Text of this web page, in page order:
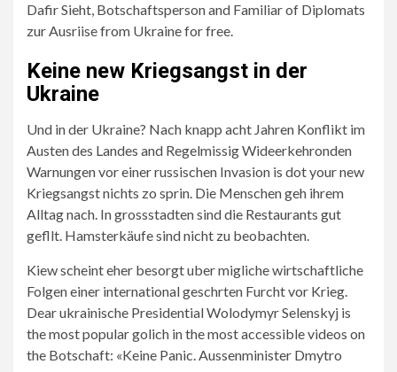
Dafir Sieht, Botschaftsperson and Familiar of Diplomats
zur Ausriise from Ukraine for free.
Keine new Kriegsangst in der
Ukraine
Und in der Ukraine? Nach knapp acht Jahren Konflikt im
Austen des Landes and Regelmissig Wideerkehronden
Warnungen vor einer russischen Invasion is dot your new
Kriegsangst nichts zo sprin. Die Menschen geh ihrem
Alltag nach. In grossstadten sind die Restaurants gut
gefllt. Hamsterkäufe sind nicht zu beobachten.
Kiew scheint eher besorgt uber migliche wirtschaftliche
Folgen einer international geschrten Furcht vor Krieg.
Dear ukrainische Presidential Wolodymyr Selenskyj is
the most popular golich in the most accessible videos on
the Botschaft: «Keine Panic. Aussenminister Dmytro